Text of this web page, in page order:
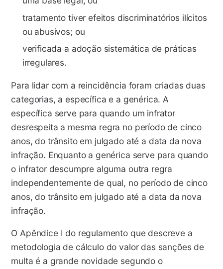
tratamento tiver efeitos discriminatórios ilícitos
ou abusivos; ou
verificada a adoção sistemática de práticas
irregulares.
Para lidar com a reincidência foram criadas duas
categorias, a específica e a genérica. A
específica serve para quando um infrator
desrespeita a mesma regra no período de cinco
anos, do trânsito em julgado até a data da nova
infração. Enquanto a genérica serve para quando
o infrator descumpre alguma outra regra
independentemente de qual, no período de cinco
anos, do trânsito em julgado até a data da nova
infração.
O Apêndice I do regulamento que descreve a
metodologia de cálculo do valor das sanções de
multa é a grande novidade segundo o